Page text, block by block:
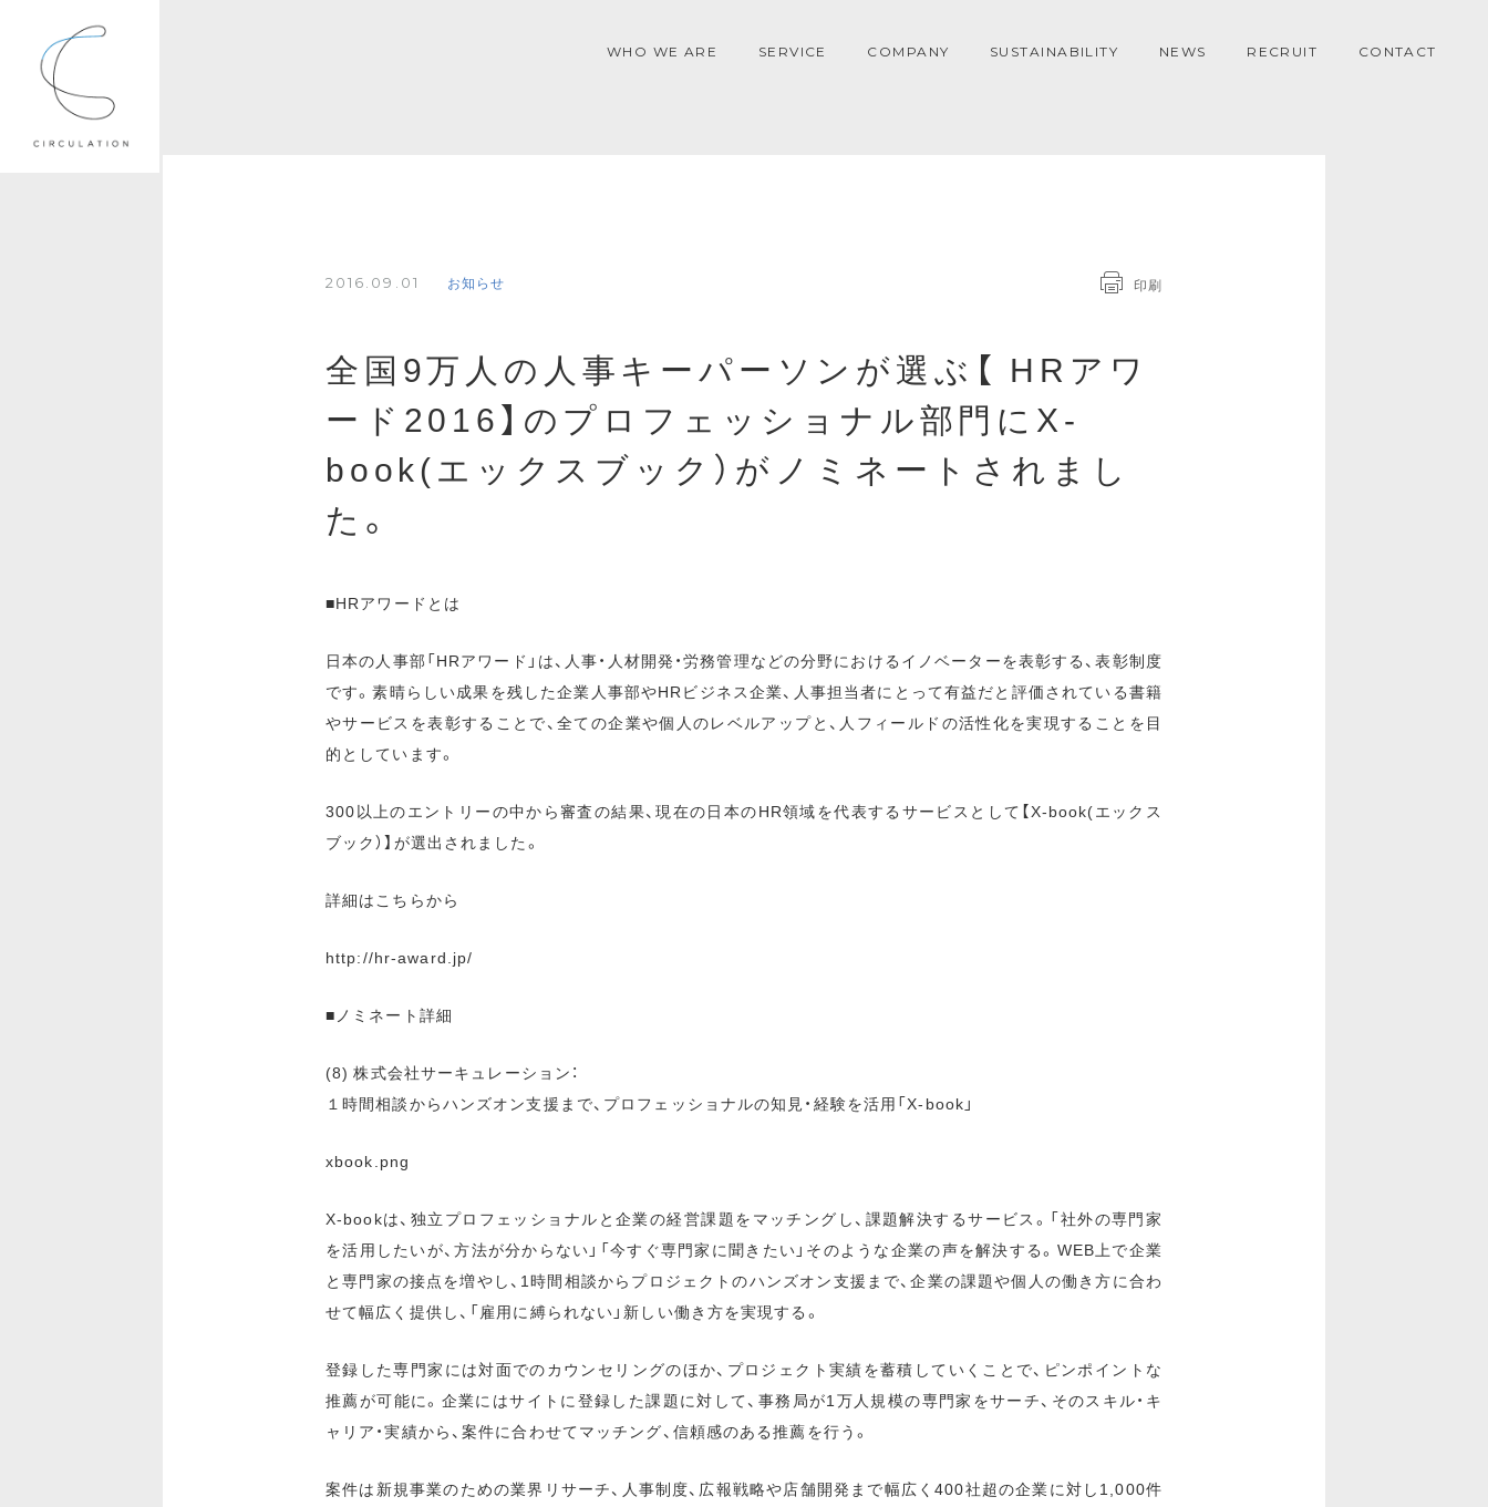
WHO WE ARE SERVICE COMPANY SUSTAINABILITY NEWS RECRUIT CONTACT
2016.09.01 お知らせ 印刷
全国9万人の人事キーパーソンが選ぶ【 HRアワ
ード2016】のプロフェッショナル部門にX-
book(エックスブック）がノミネートされまし
た。
■HRアワードとは
日本の人事部「HRアワード」は、人事・人材開発・労務管理などの分野におけるイノベーターを表彰する、表彰制度
です。素晴らしい成果を残した企業人事部やHRビジネス企業、人事担当者にとって有益だと評価されている書籍
やサービスを表彰することで、全ての企業や個人のレベルアップと、人フィールドの活性化を実現することを目
的としています。
300以上のエントリーの中から審査の結果、現在の日本のHR領域を代表するサービスとして【X-book(エックス
ブック）】が選出されました。
詳細はこちらから
http://hr-award.jp/
■ノミネート詳細
(8) 株式会社サーキュレーション：
１時間相談からハンズオン支援まで、プロフェッショナルの知見・経験を活用「X-book」
xbook.png
X-bookは、独立プロフェッショナルと企業の経営課題をマッチングし、課題解決するサービス。「社外の専門家
を活用したいが、方法が分からない」「今すぐ専門家に聞きたい」そのような企業の声を解決する。WEB上で企業
と専門家の接点を増やし、1時間相談からプロジェクトのハンズオン支援まで、企業の課題や個人の働き方に合わ
せて幅広く提供し、「雇用に縛られない」新しい働き方を実現する。
登録した専門家には対面でのカウンセリングのほか、プロジェクト実績を蓄積していくことで、ピンポイントな
推薦が可能に。企業にはサイトに登録した課題に対して、事務局が1万人規模の専門家をサーチ、そのスキル・キ
ャリア・実績から、案件に合わせてマッチング、信頼感のある推薦を行う。
案件は新規事業のための業界リサーチ、人事制度、広報戦略や店舗開発まで幅広く400社超の企業に対し1,000件